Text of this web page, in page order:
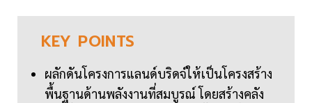
KEY POINTS
ผลักดันโครงการแลนด์บริดจ์ให้เป็นโครงสร้าง
พื้นฐานด้านพลังงานที่สมบูรณ์ โดยสร้างคลัง